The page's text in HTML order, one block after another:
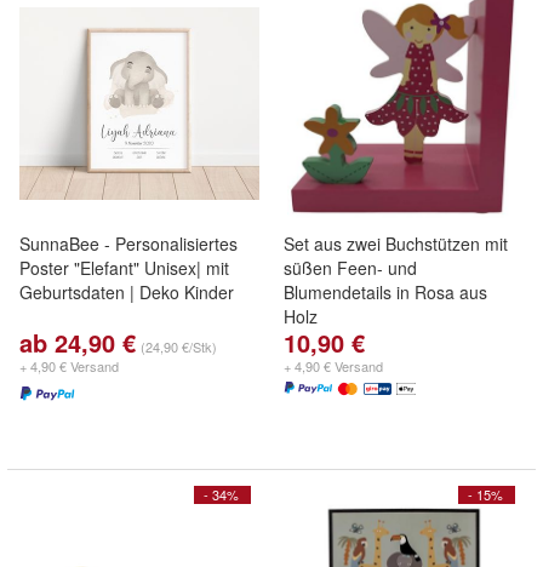
SunnaBee - Personalisiertes
Poster "Elefant" Unisex| mit
Geburtsdaten | Deko Kinder
ab 24,90 € (24,90 €/Stk)
+ 4,90 € Versand
Set aus zwei Buchstützen mit
süßen Feen- und
Blumendetails in Rosa aus
Holz
10,90 €
+ 4,90 € Versand
- 34% - 15%